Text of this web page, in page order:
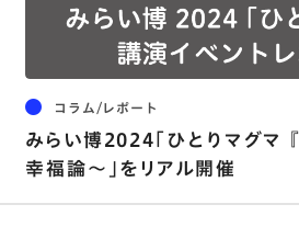
コラム/レポート
みらい博2024「ひとりマグマ
幸福論～」をリアル開催